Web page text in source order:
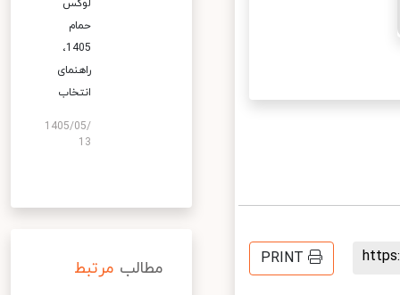
PRINT
لوکس
حمام
1405،
راهنمای
انتخاب
1405/05/
13
مطالب مرتبط